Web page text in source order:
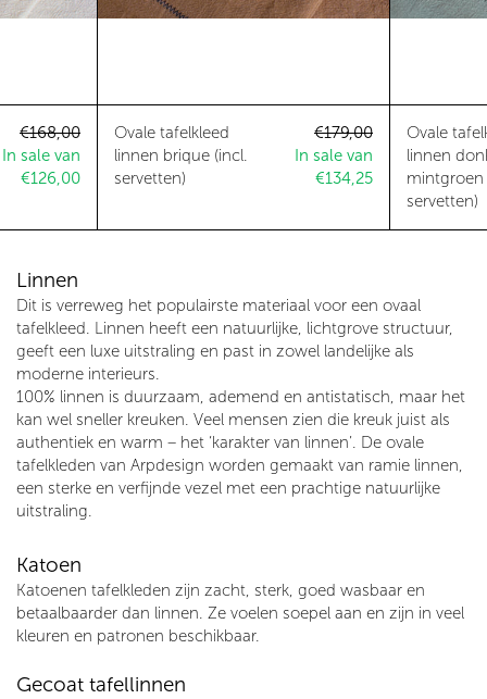
Normale prijs
€168,00Aanbiedingsprijs
In sale van
€126,00
Ovale tafelkleed
linnen brique (incl.
servetten)
Normale prijs
€179,00
In sale van
€134,25
Ovale
linnen
mintgroen
servetten)
Linnen
Dit is verreweg het populairste materiaal voor een ovaal
tafelkleed. Linnen heeft een natuurlijke, lichtgrove structuur,
geeft een luxe uitstraling en past in zowel landelijke als
moderne interieurs.
100% linnen is duurzaam, ademend en antistatisch, maar het
kan wel sneller kreuken. Veel mensen zien die kreuk juist als
authentiek en warm – het ‘karakter van linnen’. De ovale
tafelkleden van Arpdesign worden gemaakt van ramie linnen,
een sterke en verfijnde vezel met een prachtige natuurlijke
uitstraling.
Katoen
Katoenen tafelkleden zijn zacht, sterk, goed wasbaar en
betaalbaarder dan linnen. Ze voelen soepel aan en zijn in veel
kleuren en patronen beschikbaar.
Gecoat tafellinnen